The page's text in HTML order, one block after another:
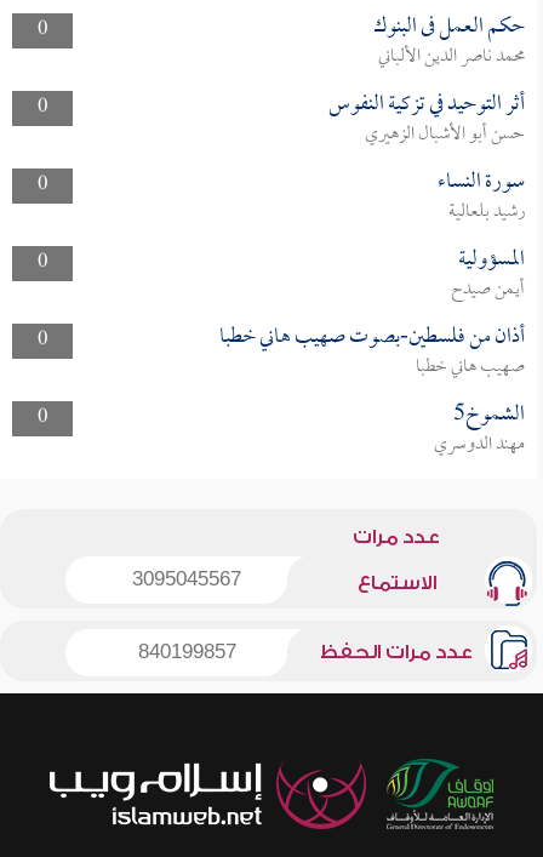
0
حكم العمل فى البنوك
محمد ناصر الدين الألباني
0
أثر التوحيد في تزكية النفوس
حسن أبو الأشبال الزهيري
0
سورة النساء
رشيد بلعالية
0
المسؤولية
أيمن صيدح
0
أذان من فلسطين-بصوت صهيب هاني خطبا
صهيب هاني خطبا
0
الشموخ5
مهند الدوسري
عدد مرات
الاستماع 3095045567
عدد مرات الحفظ 840199857